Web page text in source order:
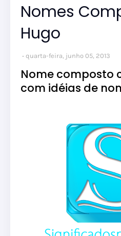
Nomes
Hugo
quarta-feira, junho 05, 2013
Nome composto
com idéias de